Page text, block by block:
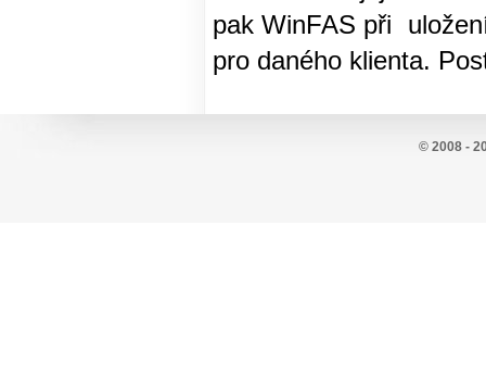
pak WinFAS při
pro daného klienta.
© 2008 -